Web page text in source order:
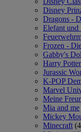
Disney
Dragons -
Elefant und
Frozen -
Gabby's
Harry Potter
Jurassic
K-POP
Marvel
Meine
Mia and me
Mickey
Minecraft